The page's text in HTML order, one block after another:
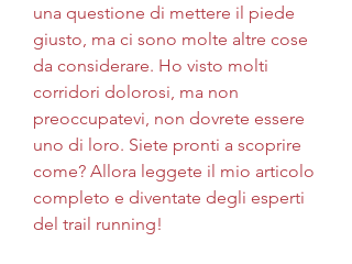
una questione di mettere il piede
giusto, ma ci sono molte altre cose
da considerare. Ho visto molti
corridori dolorosi, ma non
preoccupatevi, non dovrete essere
uno di loro. Siete pronti a scoprire
come? Allora leggete il mio articolo
completo e diventate degli esperti
del trail running!